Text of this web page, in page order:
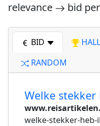
relevance
bid
BID
RANDOM
Welke stekker
welke-stekker-heb-